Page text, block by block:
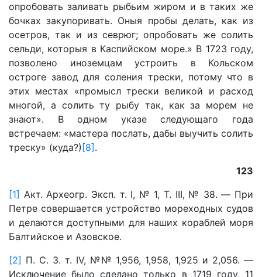
опробовать заливать рыбьим жиром и в таких же
бочках закупоривать. Оныя пробы делать, как из
осетров, так и из севрюг; опробовать же солить
сельди, которыя в Каспийском море.» В 1723 году,
позволено иноземцам устроить в Кольском
остроге завод для соления трески, потому что в
этих местах «промысл трески великой и расход
многой, а солить ту рыбу так, как за морем не
знают». В одном указе следующаго года
встречаем: «мастера послать, дабы выучить солить
треску» (куда?) [8] .
123
[1] Акт. Археогр. Эксп. т. I, № 1, Т. III, № 38. — При
Петре совершается устройство мореходных судов
и делаются доступными для наших кораблей моря
Балтийское и Азовское.
[2] П. С. 3. т. IV, №№ 1,956, 1,958, 1,925 и 2,056. —
Исключение было сделано только в 1719 году, 11